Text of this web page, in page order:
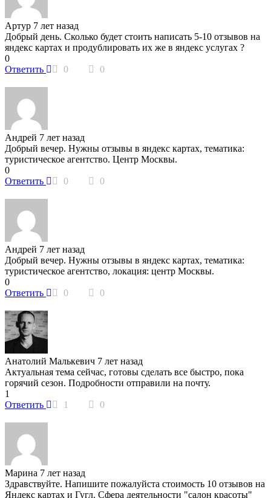
Артур 7 лет назад
Добрый день. Сколько будет стоить написать 5-10 отзывов на
яндекс картах и продублировать их же в яндекс услугах ?
0
Ответить
0 0
Андрей 7 лет назад
Добрый вечер. Нужны отзывы в яндекс картах, тематика:
туристическое агентство. Центр Москвы.
0
Ответить
0 0
Андрей 7 лет назад
Добрый вечер. Нужны отзывы в яндекс картах, тематика:
туристическое агентство, локация: центр Москвы.
0
Ответить
0 0
Анатолий Малькевич 7 лет назад
Актуальная тема сейчас, готовы сделать все быстро, пока
горячий сезон. Подробности отправили на почту.
1
Ответить
1 0
Марина 7 лет назад
Здравствуйте. Напишите пожалуйста стоимость 10 отзывов на
Яндекс картах и Гугл. Сфера деятельности "салон красоты"